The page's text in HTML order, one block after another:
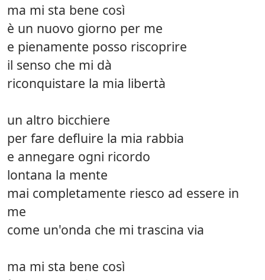
ma mi sta bene così
è un nuovo giorno per me
e pienamente posso riscoprire
il senso che mi dà
riconquistare la mia libertà
un altro bicchiere
per fare defluire la mia rabbia
e annegare ogni ricordo
lontana la mente
mai completamente riesco ad essere in
me
come un'onda che mi trascina via
ma mi sta bene così